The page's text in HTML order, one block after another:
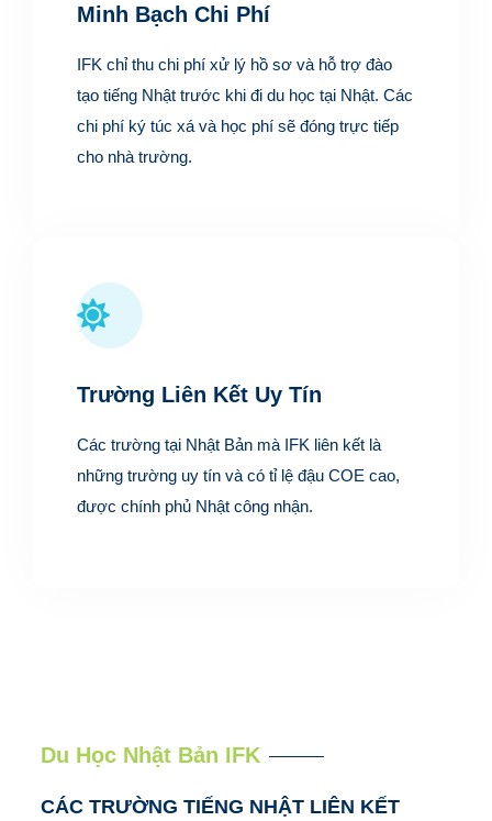
Minh Bạch Chi Phí
IFK chỉ thu chi phí xử lý hồ sơ và hỗ trợ đào
tạo tiếng Nhật trước khi đi du học tại Nhật. Các
chi phí ký túc xá và học phí sẽ đóng trực tiếp
cho nhà trường.
Trường Liên Kết Uy Tín
Các trường tại Nhật Bản mà IFK liên kết là
những trường uy tín và có tỉ lệ đậu COE cao,
được chính phủ Nhật công nhận.
Du Học Nhật Bản IFK
CÁC TRƯỜNG TIẾNG NHẬT LIÊN KẾT